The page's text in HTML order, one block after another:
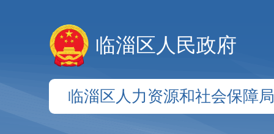
临淄区人民政府
临淄区人力资源和社会保障局